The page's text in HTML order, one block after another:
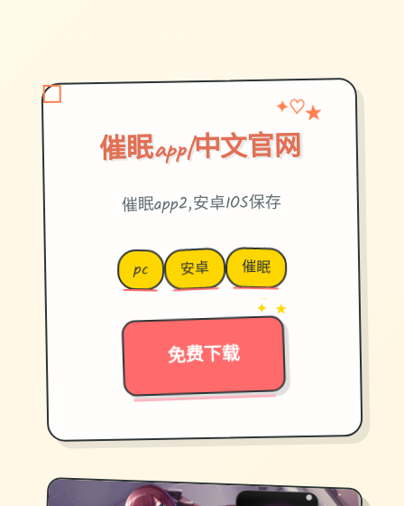
催眠app|中文官网
✦ ♡★
催眠app2,安卓IOS保存
pc 安卓 催眠
免费下载
→
✦ ★